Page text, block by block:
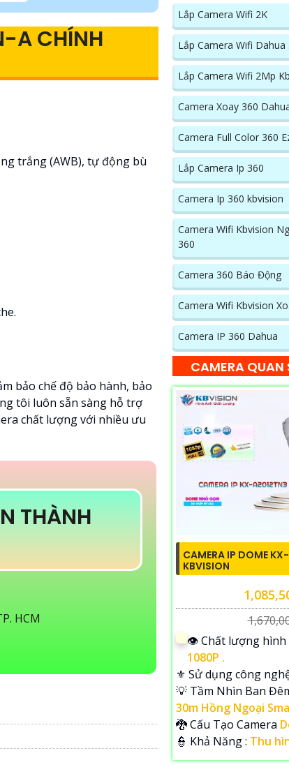
A CHÍNH
trắng (AWB), tự động bù
bảo chế độ bảo hành, bảo
tôi luôn sẵn sàng hỗ trợ
chất lượng với nhiều ưu
THÀNH
HCM
Lắp Camera Wifi 2K
Lắp Camera Wifi Dahua
Lắp Camera Wifi 2Mp
Camera Xoay 360
Camera Full Color 360
Lắp Camera Ip 360
Camera Ip 360 kbvision
Camera Wifi Kbvision
360
Camera 360 Báo Động
Camera Wifi Kbvision
Camera IP 360 Dahua
CAMERA QUAN
CAMERA IP DOME
KBVISION
👁 Chất lượng hình
1080P .
⚜️ Sử dụng công
💡 Tầm Nhìn Ban
30m Hồng Ngoại
🐉️ Cấu Tạo Camera
️👮 Khả Năng : Thu